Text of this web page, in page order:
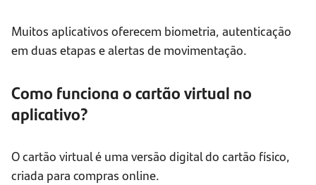
Muitos aplicativos oferecem biometria, autenticação
em duas etapas e alertas de movimentação.
Como funciona o cartão virtual no
aplicativo?
O cartão virtual é uma versão digital do cartão físico,
criada para compras online.